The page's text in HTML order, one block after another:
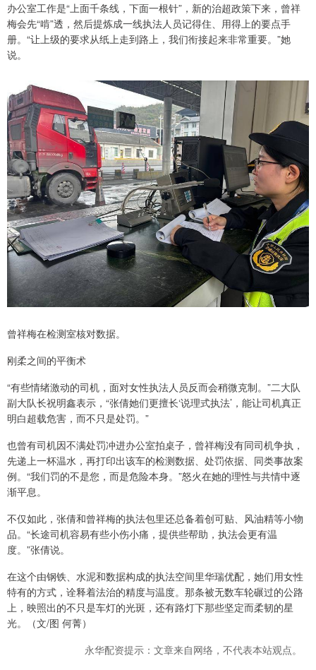
办公室工作是“上面千条线，下面一根针”，新的治超政策下来，曾祥
梅会先“啃”透，然后提炼成一线执法人员记得住、用得上的要点手
册。“让上级的要求从纸上走到路上，我们衔接起来非常重要。”她
说。
曾祥梅在检测室核对数据。
刚柔之间的平衡术
“有些情绪激动的司机，面对女性执法人员反而会稍微克制。”二大队
副大队长祝明鑫表示，“张倩她们更擅长‘说理式执法’，能让司机真正
明白超载危害，而不只是处罚。”
也曾有司机因不满处罚冲进办公室拍桌子，曾祥梅没有同司机争执，
先递上一杯温水，再打印出该车的检测数据、处罚依据、同类事故案
例。“我们罚的不是您，而是危险本身。”怒火在她的理性与共情中逐
渐平息。
不仅如此，张倩和曾祥梅的执法包里还总备着创可贴、风油精等小物
品。“长途司机容易有些小伤小痛，提供些帮助，执法会更有温
度。”张倩说。
在这个由钢铁、水泥和数据构成的执法空间里华瑞优配，她们用女性
特有的方式，诠释着法治的精度与温度。那条被无数车轮碾过的公路
上，映照出的不只是车灯的光斑，还有路灯下那些坚定而柔韧的星
光。（文/图 何菁）
永华配资提示：文章来自网络，不代表本站观点。